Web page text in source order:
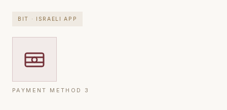
BIT · ISRAELI APP
PAYMENT METHOD 3